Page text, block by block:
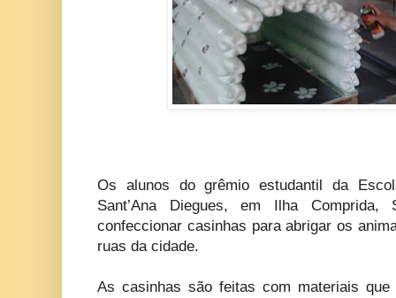
Os alunos do grêmio estudantil da
Sant’Ana Diegues, em Ilha
confeccionar casinhas para abrigar os
ruas da cidade.
As casinhas são feitas com materiais